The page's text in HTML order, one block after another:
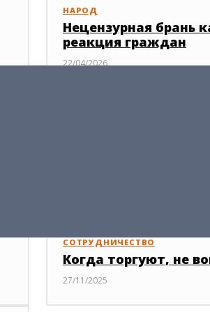
НАРОД
Нецензурная брань
реакция граждан
22/04/2026
СОТРУДНИЧЕСТВО
Когда торгуют, не
27/11/2025